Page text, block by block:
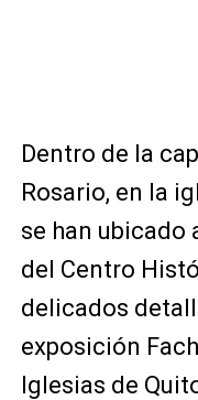
Dentro de la
Rosario, en la
se han ubicado
del Centro
delicados
exposición
Iglesias de